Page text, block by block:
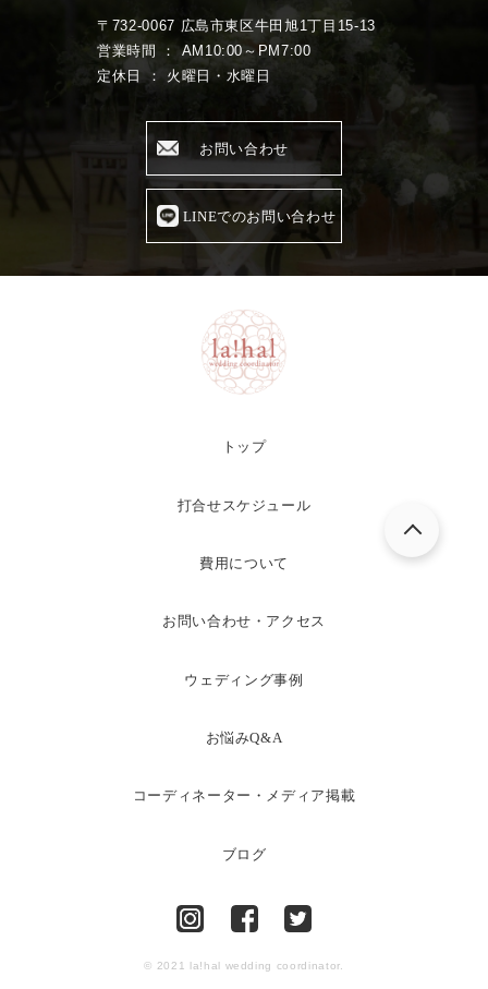
〒732-0067 広島市東区牛田旭1丁目15-13
営業時間 ： AM10:00～PM7:00
定休日 ： 火曜日・水曜日
お問い合わせ
LINEでのお問い合わせ
トップ
打合せスケジュール
費用について
お問い合わせ・アクセス
ウェディング事例
お悩みQ&A
コーディネーター・メディア掲載
ブログ
© 2021 la!hal wedding coordinator.